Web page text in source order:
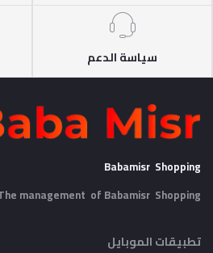
سياسة الدعم
Babamisr Shopping
management of Babamisr Shopping
تطبيقات الموبايل